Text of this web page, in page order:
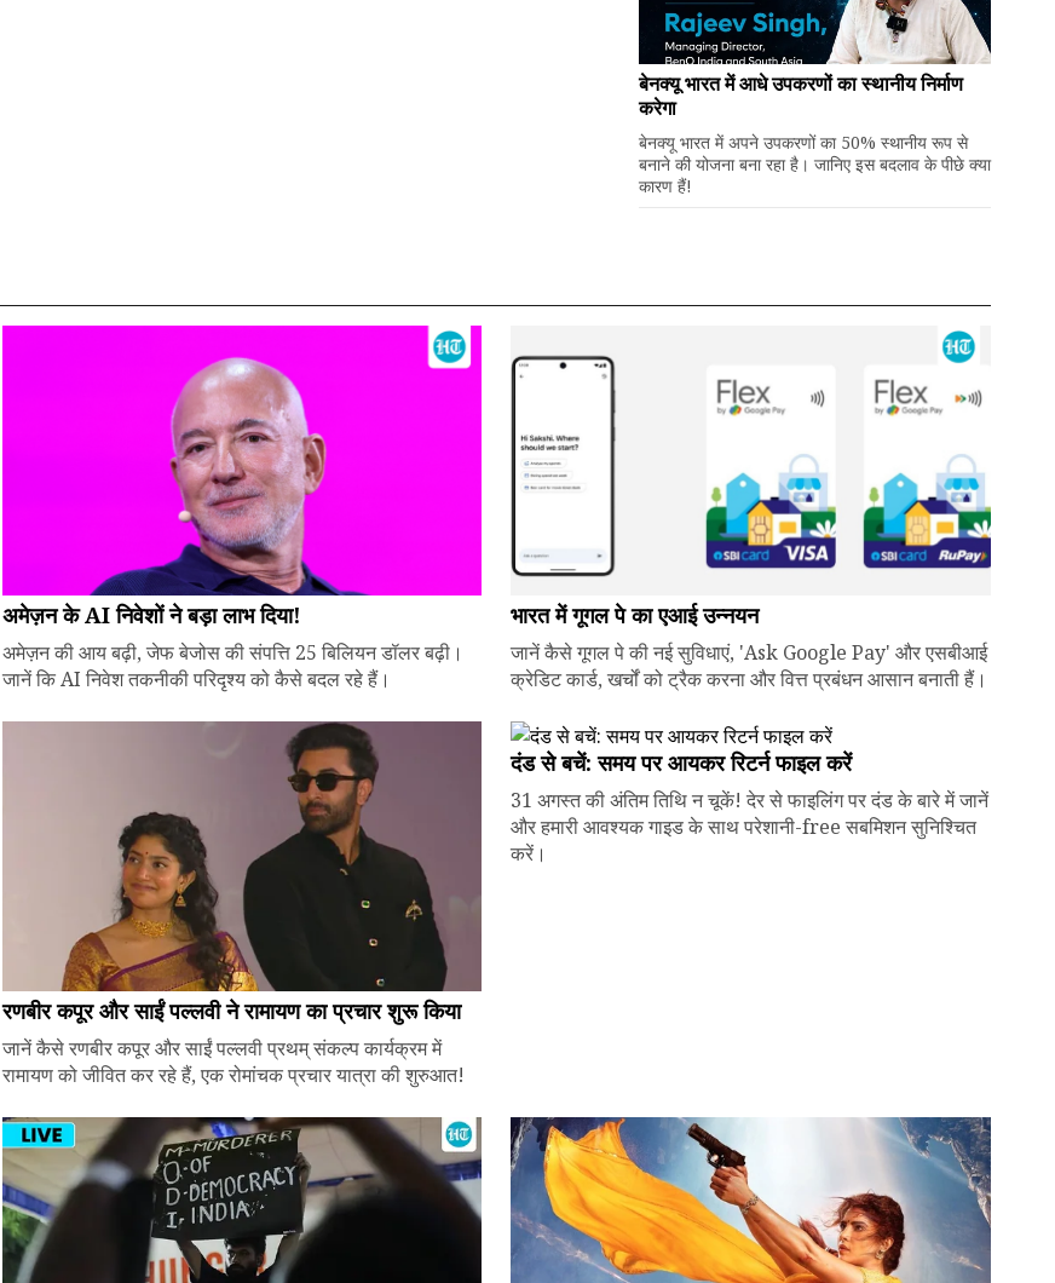
बेनक्यू भारत में आधे उपकरणों का स्थानीय निर्माण
करेगा
बेनक्यू भारत में अपने उपकरणों का 50% स्थानीय रूप से
बनाने की योजना बना रहा है। जानिए इस बदलाव के पीछे क्या
कारण हैं!
अमेज़न के AI निवेशों ने बड़ा लाभ दिया!
अमेज़न की आय बढ़ी, जेफ बेजोस की संपत्ति 25 बिलियन डॉलर बढ़ी।
जानें कि AI निवेश तकनीकी परिदृश्य को कैसे बदल रहे हैं।
भारत में गूगल पे का एआई उन्नयन
जानें कैसे गूगल पे की नई सुविधाएं, 'Ask Google Pay' और एसबीआई
क्रेडिट कार्ड, खर्चों को ट्रैक करना और वित्त प्रबंधन आसान बनाती हैं।
रणबीर कपूर और साईं पल्लवी ने रामायण का प्रचार शुरू किया
जानें कैसे रणबीर कपूर और साईं पल्लवी प्रथम् संकल्प कार्यक्रम में
रामायण को जीवित कर रहे हैं, एक रोमांचक प्रचार यात्रा की शुरुआत!
दंड से बचें: समय पर आयकर रिटर्न फाइल करें
31 अगस्त की अंतिम तिथि न चूकें! देर से फाइलिंग पर दंड के बारे में जानें
और हमारी आवश्यक गाइड के साथ परेशानी-free सबमिशन सुनिश्चित
करें।